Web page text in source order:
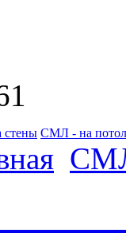
СМЛ - на